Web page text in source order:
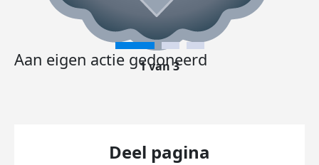
Aan eigen actie gedoneerd
1 van 3
Deel pagina